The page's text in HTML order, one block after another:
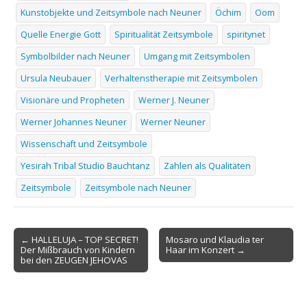
Kunstobjekte und Zeitsymbole nach Neuner
Öchim
Oom
Quelle Energie Gott
Spiritualität Zeitsymbole
spiritynet
Symbolbilder nach Neuner
Umgang mit Zeitsymbolen
Ursula Neubauer
Verhaltenstherapie mit Zeitsymbolen
Visionäre und Propheten
Werner J. Neuner
Werner Johannes Neuner
Werner Neuner
Wissenschaft und Zeitsymbole
Yesirah Tribal Studio Bauchtanz
Zahlen als Qualitäten
Zeitsymbole
Zeitsymbole nach Neuner
Post
navigation
← HALLELUJA – TOP SECRET!
Der Mißbrauch von Kindern
bei den ZEUGEN JEHOVAS
Mosaro und Klaudia ter
Haar im Konzert →